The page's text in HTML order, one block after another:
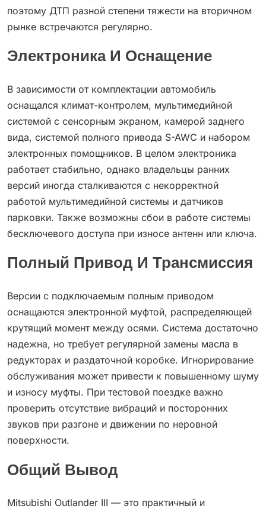
поэтому ДТП разной степени тяжести на вторичном
рынке встречаются регулярно.
Электроника И Оснащение
В зависимости от комплектации автомобиль
оснащался климат-контролем, мультимедийной
системой с сенсорным экраном, камерой заднего
вида, системой полного привода S-AWC и набором
электронных помощников. В целом электроника
работает стабильно, однако владельцы ранних
версий иногда сталкиваются с некорректной
работой мультимедийной системы и датчиков
парковки. Также возможны сбои в работе системы
бесключевого доступа при износе антенн или ключа.
Полный Привод И Трансмиссия
Версии с подключаемым полным приводом
оснащаются электронной муфтой, распределяющей
крутящий момент между осями. Система достаточно
надежна, но требует регулярной замены масла в
редукторах и раздаточной коробке. Игнорирование
обслуживания может привести к повышенному шуму
и износу муфты. При тестовой поездке важно
проверить отсутствие вибраций и посторонних
звуков при разгоне и движении по неровной
поверхности.
Общий Вывод
Mitsubishi Outlander III — это практичный и